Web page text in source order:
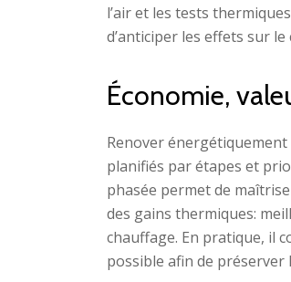
l’air et les tests
d’anticiper les effets sur
Économie,
Renover
planifiés par étapes et
phasée permet de
des gains thermiques:
chauffage. En pratique, il
possible afin de